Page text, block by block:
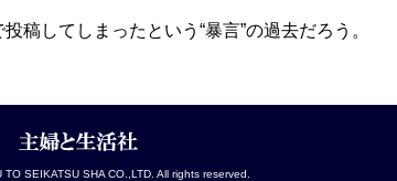
してしまったという“暴言”の過去だろう。
SEIKATSU SHA CO.,LTD. All rights reserved.